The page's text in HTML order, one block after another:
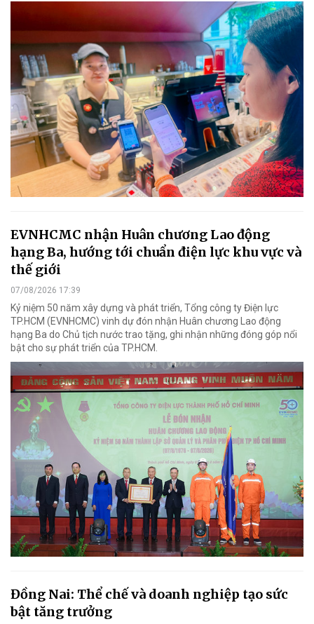
EVNHCMC nhận Huân chương Lao động
hạng Ba, hướng tới chuẩn điện lực khu vực và
thế giới
07/08/2026 17:39
Kỷ niệm 50 năm xây dựng và phát triển, Tổng công ty Điện lực
TP.HCM (EVNHCMC) vinh dự đón nhận Huân chương Lao động
hạng Ba do Chủ tịch nước trao tặng, ghi nhận những đóng góp nổi
bật cho sự phát triển của TP.HCM.
Đồng Nai: Thể chế và doanh nghiệp tạo sức
bật tăng trưởng